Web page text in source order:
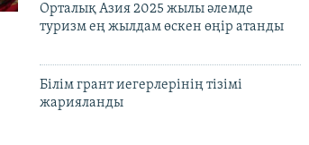
Орталық Азия 2025 жылы әлемде
туризм ең жылдам өскен өңір атанды
Білім грант иегерлерінің тізімі
жарияланды